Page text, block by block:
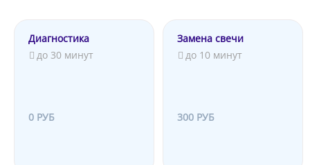
Диагностика
до 30 минут
0 РУБ
Замена свечи
до 10 минут
300 РУБ